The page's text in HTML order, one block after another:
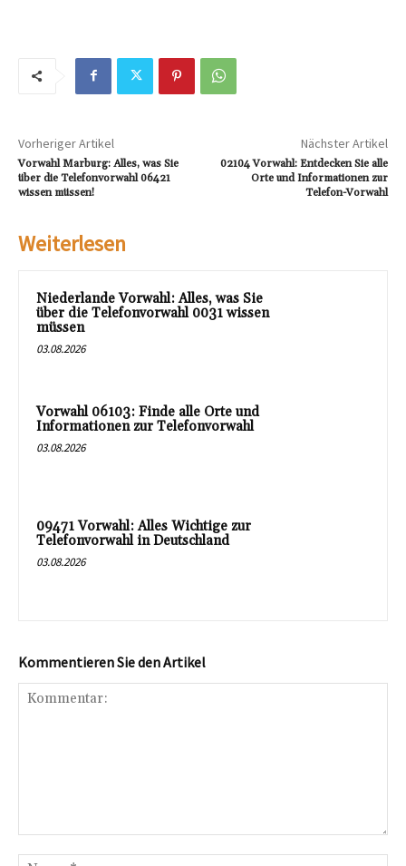
Vorheriger Artikel
Vorwahl Marburg: Alles, was Sie
über die Telefonvorwahl 06421
wissen müssen!
Nächster Artikel
02104 Vorwahl: Entdecken Sie alle
Orte und Informationen zur
Telefon-Vorwahl
Weiterlesen
Niederlande Vorwahl: Alles, was Sie
über die Telefonvorwahl 0031 wissen
müssen
03.08.2026
Vorwahl 06103: Finde alle Orte und
Informationen zur Telefonvorwahl
03.08.2026
09471 Vorwahl: Alles Wichtige zur
Telefonvorwahl in Deutschland
03.08.2026
Kommentieren Sie den Artikel